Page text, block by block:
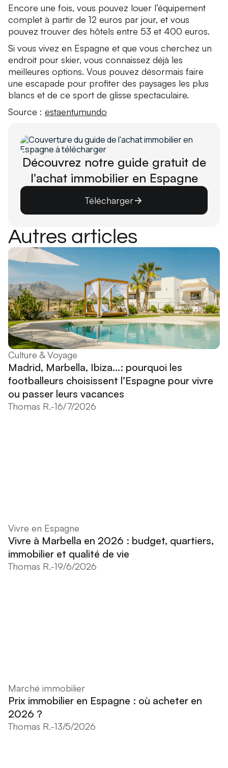
Encore une fois, vous pouvez louer l’équipement
complet à partir de 12 euros par jour, et vous
pouvez trouver des hôtels entre 53 et 400 euros.
Si vous vivez en Espagne et que vous cherchez un
endroit pour skier, vous connaissez déjà les
meilleures options. Vous pouvez désormais faire
une escapade pour profiter des paysages les plus
blancs et de ce sport de glisse spectaculaire.
Source : estaentumundo
Découvrez notre guide gratuit de
l'achat immobilier en Espagne
Télécharger
Autres articles
Culture & Voyage
Madrid, Marbella, Ibiza...: pourquoi les
footballeurs choisissent l’Espagne pour vivre
ou passer leurs vacances
Thomas R.-16/7/2026
Vivre en Espagne
Vivre à Marbella en 2026 : budget, quartiers,
immobilier et qualité de vie
Thomas R.-19/6/2026
Marché immobilier
Prix immobilier en Espagne : où acheter en
2026 ?
Thomas R.-13/5/2026